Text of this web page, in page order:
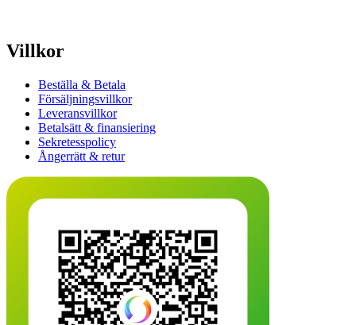
Villkor
Beställa & Betala
Försäljningsvillkor
Leveransvillkor
Betalsätt & finansiering
Sekretesspolicy
Ångerrätt & retur